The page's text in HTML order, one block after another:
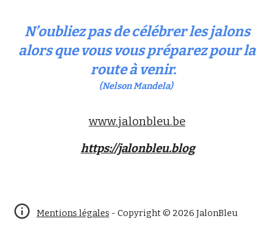
N’oubliez pas de célébrer les jalons
alors que vous vous préparez pour la
route à venir.
(Nelson Mandela)
www.jalonbleu.be
https://jalonbleu.blog
Mentions légales - Copyright © 2026 JalonBleu